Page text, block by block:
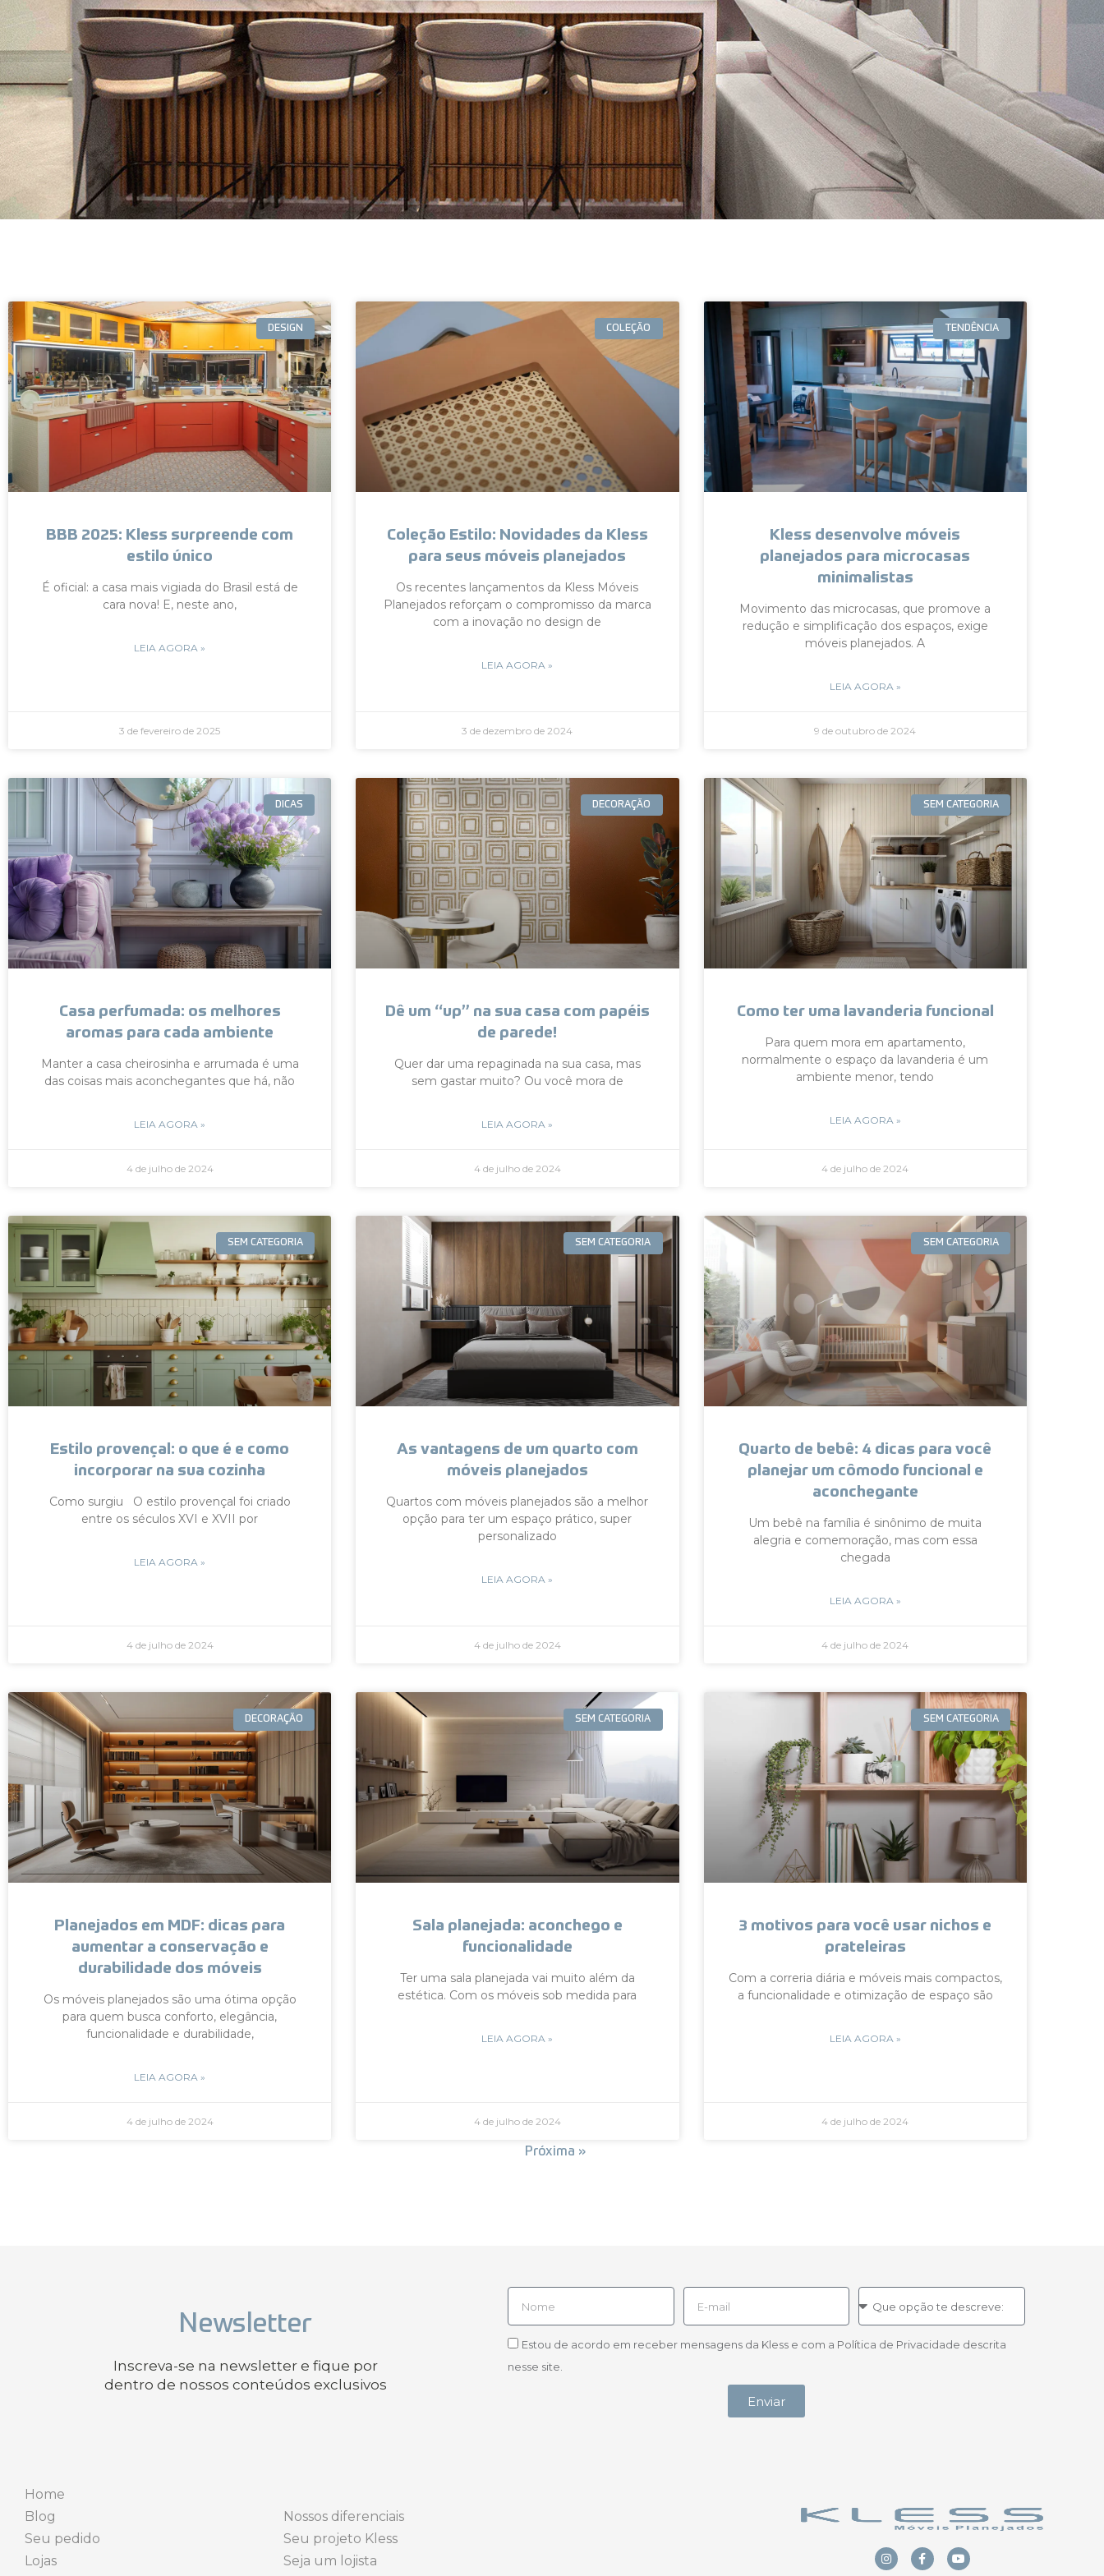
DESIGN
BBB 2025: Kless surpreende com
estilo único
É oficial: a casa mais vigiada do Brasil está de
cara nova! E, neste ano,
LEIA AGORA »
3 de fevereiro de 2025
COLEÇÃO
Coleção Estilo: Novidades da Kless
para seus móveis planejados
Os recentes lançamentos da Kless Móveis
Planejados reforçam o compromisso da marca
com a inovação no design de
LEIA AGORA »
3 de dezembro de 2024
TENDÊNCIA
Kless desenvolve móveis
planejados para microcasas
minimalistas
Movimento das microcasas, que promove a
redução e simplificação dos espaços, exige
móveis planejados. A
LEIA AGORA »
9 de outubro de 2024
DICAS
Casa perfumada: os melhores
aromas para cada ambiente
Manter a casa cheirosinha e arrumada é uma
das coisas mais aconchegantes que há, não
LEIA AGORA »
4 de julho de 2024
DECORAÇÃO
Dê um “up” na sua casa com papéis
de parede!
Quer dar uma repaginada na sua casa, mas
sem gastar muito? Ou você mora de
LEIA AGORA »
4 de julho de 2024
SEM CATEGORIA
Como ter uma lavanderia funcional
Para quem mora em apartamento,
normalmente o espaço da lavanderia é um
ambiente menor, tendo
LEIA AGORA »
4 de julho de 2024
SEM CATEGORIA
Estilo provençal: o que é e como
incorporar na sua cozinha
Como surgiu O estilo provençal foi criado
entre os séculos XVI e XVII por
LEIA AGORA »
4 de julho de 2024
SEM CATEGORIA
As vantagens de um quarto com
móveis planejados
Quartos com móveis planejados são a melhor
opção para ter um espaço prático, super
personalizado
LEIA AGORA »
4 de julho de 2024
SEM CATEGORIA
Quarto de bebê: 4 dicas para você
planejar um cômodo funcional e
aconchegante
Um bebê na família é sinônimo de muita
alegria e comemoração, mas com essa
chegada
LEIA AGORA »
4 de julho de 2024
DECORAÇÃO
Planejados em MDF: dicas para
aumentar a conservação e
durabilidade dos móveis
Os móveis planejados são uma ótima opção
para quem busca conforto, elegância,
funcionalidade e durabilidade,
LEIA AGORA »
4 de julho de 2024
SEM CATEGORIA
Sala planejada: aconchego e
funcionalidade
Ter uma sala planejada vai muito além da
estética. Com os móveis sob medida para
LEIA AGORA »
4 de julho de 2024
SEM CATEGORIA
3 motivos para você usar nichos e
prateleiras
Com a correria diária e móveis mais compactos,
a funcionalidade e otimização de espaço são
LEIA AGORA »
4 de julho de 2024
Próxima »
Newsletter
Inscreva-se na newsletter e fique por
dentro de nossos conteúdos exclusivos
Estou de acordo em receber mensagens da Kless e com a Política de Privacidade descrita
nesse site.
Enviar
Home
Blog
Seu pedido
Lojas
Nossos diferenciais
Seu projeto Kless
Seja um lojista